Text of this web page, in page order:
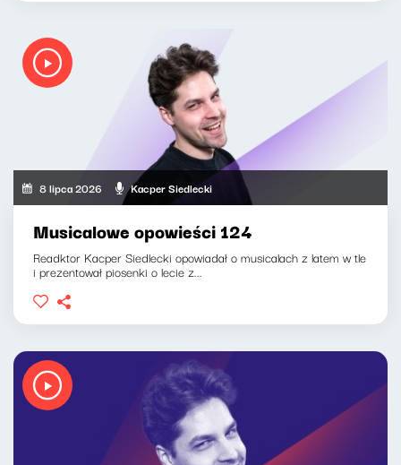
8 lipca 2026 Kacper Siedlecki
Musicalowe opowieści 124
Readktor Kacper Siedlecki opowiadał o musicalach z latem w tle
i prezentował piosenki o lecie z...